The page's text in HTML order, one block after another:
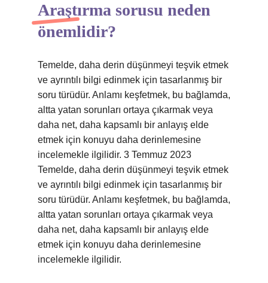
Araştırma sorusu neden
önemlidir?
Temelde, daha derin düşünmeyi teşvik etmek
ve ayrıntılı bilgi edinmek için tasarlanmış bir
soru türüdür. Anlamı keşfetmek, bu bağlamda,
altta yatan sorunları ortaya çıkarmak veya
daha net, daha kapsamlı bir anlayış elde
etmek için konuyu daha derinlemesine
incelemekle ilgilidir. 3 Temmuz 2023
Temelde, daha derin düşünmeyi teşvik etmek
ve ayrıntılı bilgi edinmek için tasarlanmış bir
soru türüdür. Anlamı keşfetmek, bu bağlamda,
altta yatan sorunları ortaya çıkarmak veya
daha net, daha kapsamlı bir anlayış elde
etmek için konuyu daha derinlemesine
incelemekle ilgilidir.